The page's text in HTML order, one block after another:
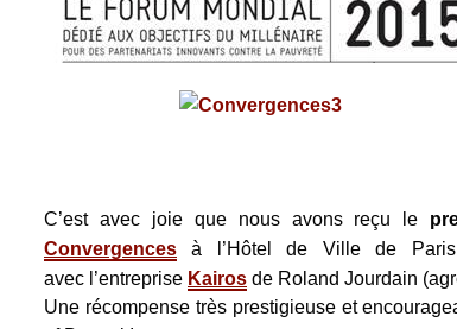
C’est avec joie que nous avons reçu le
Convergences à l’Hôtel de Ville de Paris
avec l’entreprise Kairos de Roland Jourdain
Une récompense très prestigieuse et